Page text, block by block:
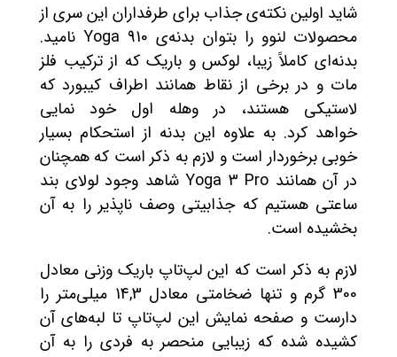
شاید اولین نکته‌ی جذاب برای طرفداران این سری از
محصولات لنوو را بتوان بدنه‌ی Yoga 910 نامید.
بدنه‌ای کاملاً زیبا، لوکس و باریک که از ترکیب فلز
مات و در برخی از نقاط همانند اطراف کیبورد که
لاستیکی هستند، در وهله اول خود نمایی
خواهد کرد. به علاوه این بدنه از استحکام بسیار
خوبی برخوردار است و لازم به ذکر است که همچنان
در آن همانند Yoga 3 Pro شاهد وجود لولای بند
ساعتی هستیم که جذابیتی وصف ناپذیر را به آن
بخشیده است.
لازم به ذکر است که این لپ‌تاپ باریک وزنی معادل
300 گرم و تنها ضخامتی معادل 14,3 میلی‌متر را
دارست و صفحه نمایش این لپ‌تاپ تا لبه‌های‌ آن
کشیده شده که زیبایی منحصر به فردی را به آن